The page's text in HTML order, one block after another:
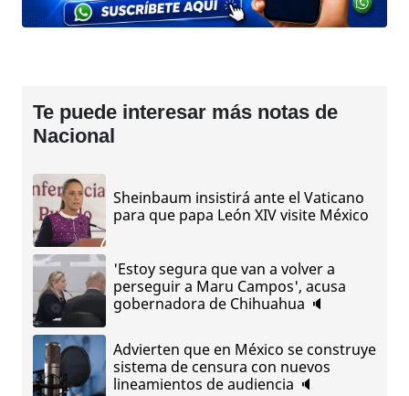
Te puede interesar más notas de
Nacional
Sheinbaum insistirá ante el Vaticano
para que papa León XIV visite México
'Estoy segura que van a volver a
perseguir a Maru Campos', acusa
gobernadora de Chihuahua 🔈
Advierten que en México se construye
sistema de censura con nuevos
lineamientos de audiencia 🔈